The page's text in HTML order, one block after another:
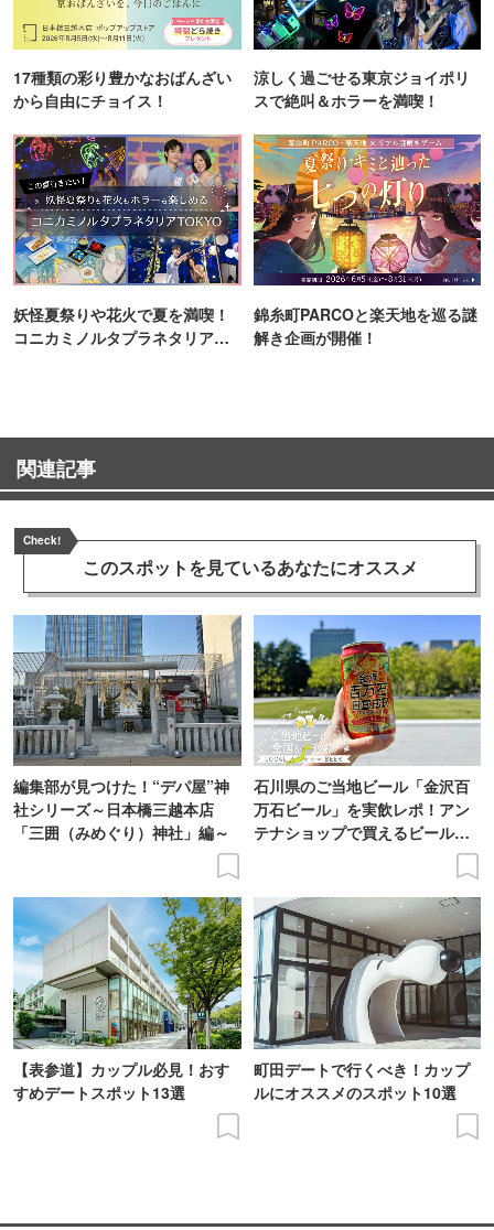
17種類の彩り豊かなおばんざい
から自由にチョイス！
涼しく過ごせる東京ジョイポリ
スで絶叫＆ホラーを満喫！
妖怪夏祭りや花火で夏を満喫！
コニカミノルタプラネタリア
錦糸町PARCOと楽天地を巡る謎
解き企画が開催！
関連記事
Check!
このスポットを見ているあなたにオススメ
編集部が見つけた！“デパ屋”神
社シリーズ～日本橋三越本店
「三囲（みめぐり）神社」編～
石川県のご当地ビール「金沢百
万石ビール」を実飲レポ！アン
テナショップで買えるビール特
【表参道】カップル必見！おす
すめデートスポット13選
町田デートで行くべき！カップ
ルにオススメのスポット10選